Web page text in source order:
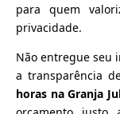
para quem
privacidade.
Não entregue seu
a transparência
horas na Granja